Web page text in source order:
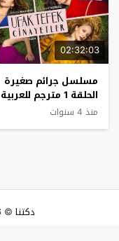
02:32:03
مسلسل جرائم صغيرة
الحلقة 1 مترجم للعربية
منذ 4 سنوات
دكتنا © 2026 جميع الحقوق محفوظة.